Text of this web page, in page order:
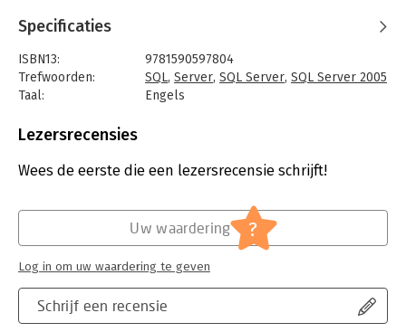
performance, from the perspective of high availability, and
Server 2005 implementations. The book is based on real-world
experience. It gives sound guidance to DBAs and system
administrators on how to really get the job done.
Specificaties
ISBN13:
9781590597804
Trefwoorden:
SQL, Server, SQL Server, SQL Server 2005
Taal:
Engels
Aantal pagina's:
Druk:
2007
IT-management / ICT
Lezersrecensies
Wees de eerste die een lezersrecensie schrijft!
Schrijf een recensie
Uw waardering ?
Log in om uw waardering te geven